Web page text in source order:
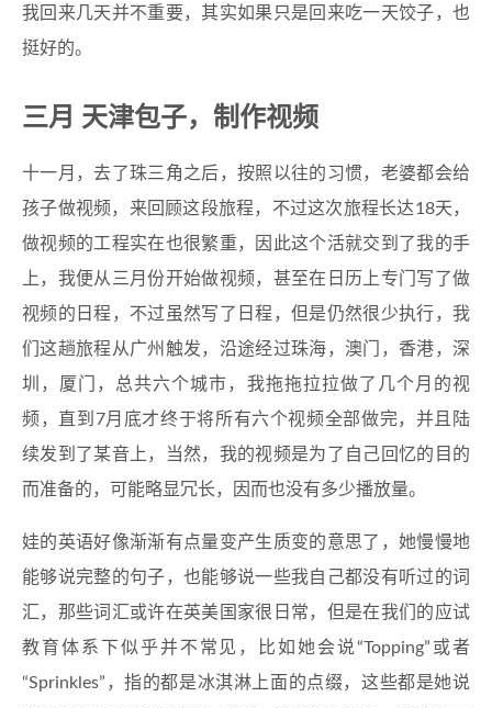
我回来几天并不重要，其实如果只是回来吃一天饺子，也
挺好的。
三月 天津包子，制作视频
十一月，去了珠三角之后，按照以往的习惯，老婆都会给
孩子做视频，来回顾这段旅程，不过这次旅程长达18天，
做视频的工程实在也很繁重，因此这个活就交到了我的手
上，我便从三月份开始做视频，甚至在日历上专门写了做
视频的日程，不过虽然写了日程，但是仍然很少执行，我
们这趟旅程从广州触发，沿途经过珠海，澳门，香港，深
圳，厦门，总共六个城市，我拖拖拉拉做了几个月的视
频，直到7月底才终于将所有六个视频全部做完，并且陆
续发到了某音上，当然，我的视频是为了自己回忆的目的
而准备的，可能略显冗长，因而也没有多少播放量。
娃的英语好像渐渐有点量变产生质变的意思了，她慢慢地
能够说完整的句子，也能够说一些我自己都没有听过的词
汇，那些词汇或许在英美国家很日常，但是在我们的应试
教育体系下似乎并不常见，比如她会说“Topping”或者
“Sprinkles”，指的都是冰淇淋上面的点缀，这些都是她说